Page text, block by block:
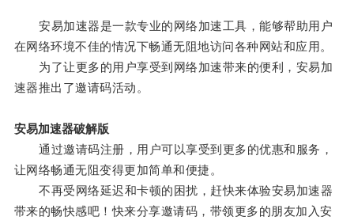
安易加速器是一款专业的网络加速工具，能够帮助用户
在网络环境不佳的情况下畅通无阻地访问各种网站和应用。
为了让更多的用户享受到网络加速带来的便利，安易加
速器推出了邀请码活动。
安易加速器破解版
通过邀请码注册，用户可以享受到更多的优惠和服务，
让网络畅通无阻变得更加简单和便捷。
不再受网络延迟和卡顿的困扰，赶快来体验安易加速器
带来的畅快感吧！快来分享邀请码，带领更多的朋友加入安